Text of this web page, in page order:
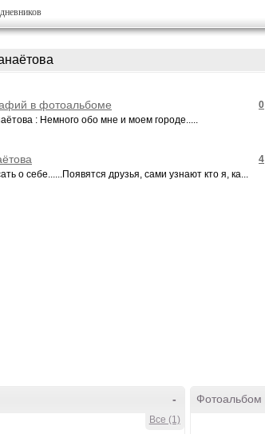
0
в фотоальбоме
: Немного обо мне и моем городе.....
4
о себе......Появятся друзья, сами узнают кто я, ка...
-
Все (1)
Фотоальбом